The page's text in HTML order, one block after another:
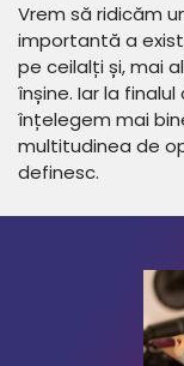
Vrem să ridicăm
importantă a
pe ceilalți și, mai
înșine. Iar la
înțelegem mai
multitudinea de
definesc.